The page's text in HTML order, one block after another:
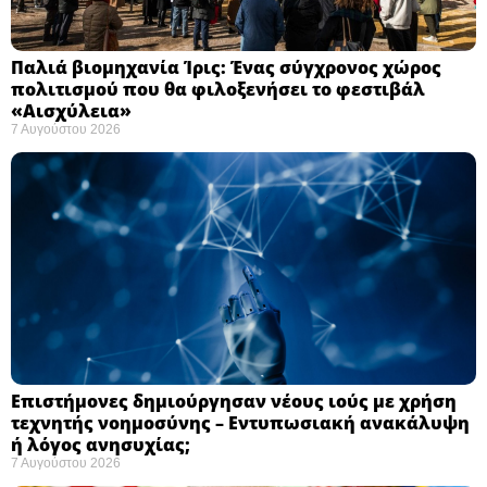
Παλιά βιομηχανία Ίρις: Ένας σύγχρονος χώρος
πολιτισμού που θα φιλοξενήσει το φεστιβάλ
«Αισχύλεια» ​
7 Αυγούστου 2026
Επιστήμονες δημιούργησαν νέους ιούς με χρήση
τεχνητής νοημοσύνης – Εντυπωσιακή ανακάλυψη
ή λόγος ανησυχίας; ​
7 Αυγούστου 2026